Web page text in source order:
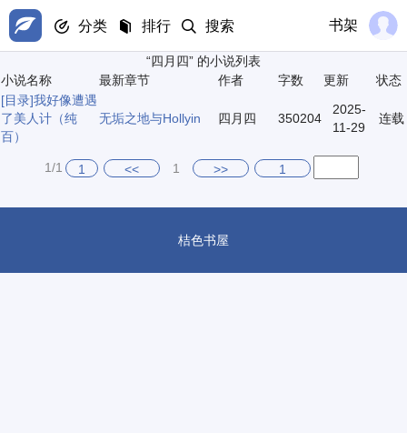
分类 排行 搜索 书架
“四月四” 的小说列表
小说名称
最新章节 作者 字数 更新
状态
[目录]我好像遭遇
了美人计（纯
百）
无垢之地与Hollyin 四月四 350204
2025-
11-29
连载
1/1 1 << 1 >> 1
桔色书屋